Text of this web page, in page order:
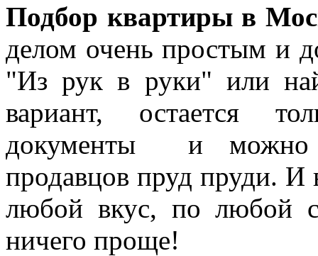
Подбор квартиры в
делом очень простым и
"Из рук в руки" или
вариант, остается
документы и можно
продавцов пруд пруди. И
любой вкус, по любой
ничего проще!